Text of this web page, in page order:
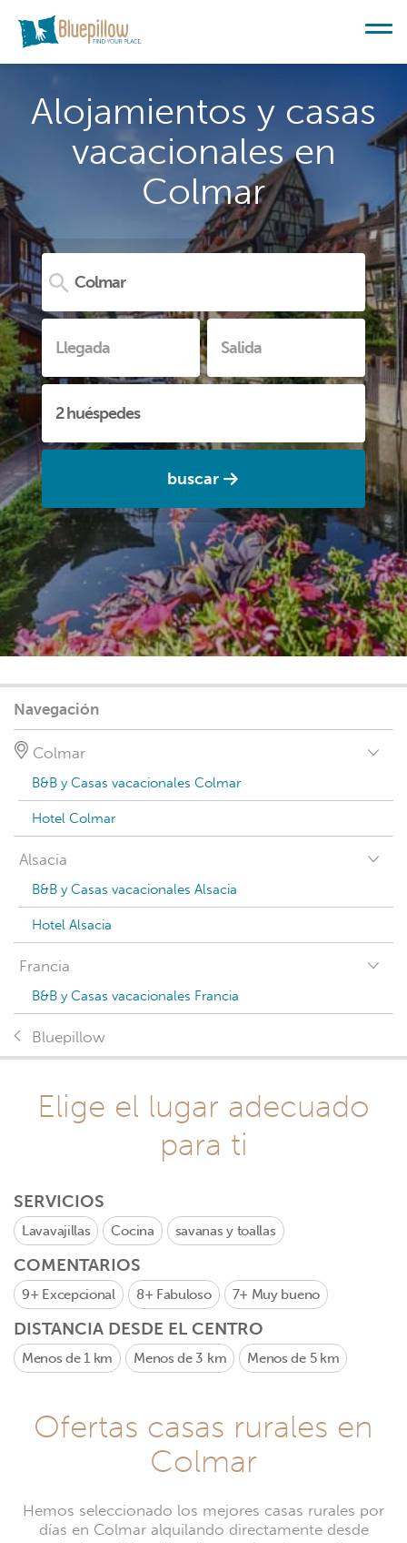
Alojamientos y casas
vacacionales en
Colmar
buscar
Navegación
Colmar
B&B y Casas vacacionales Colmar
Hotel Colmar
Alsacia
B&B y Casas vacacionales Alsacia
Hotel Alsacia
Francia
B&B y Casas vacacionales Francia
Bluepillow
Elige el lugar adecuado
para ti
SERVICIOS
Lavavajillas Cocina savanas y toallas
COMENTARIOS
9+ Excepcional 8+ Fabuloso 7+ Muy bueno
DISTANCIA DESDE EL CENTRO
Menos de 1 km Menos de 3 km Menos de 5 km
Ofertas casas rurales en
Colmar
Hemos seleccionado los mejores casas rurales por
días en Colmar alquilando directamente desde